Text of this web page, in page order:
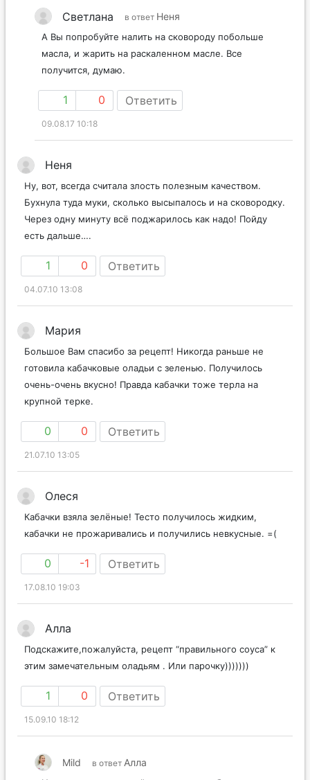
Светлана в ответ Неня
А Вы попробуйте налить на сковороду побольше
масла, и жарить на раскаленном масле. Все
получится, думаю.
1 0 Ответить
09.08.17 10:18
Неня
Ну, вот, всегда считала злость полезным качеством.
Бухнула туда муки, сколько высыпалось и на сковородку.
Через одну минуту всё поджарилось как надо! Пойду
есть дальше….
1 0 Ответить
04.07.10 13:08
Мария
Большое Вам спасибо за рецепт! Никогда раньше не
готовила кабачковые оладьи с зеленью. Получилось
очень-очень вкусно! Правда кабачки тоже терла на
крупной терке.
0 0 Ответить
21.07.10 13:05
Олеся
Кабачки взяла зелёные! Тесто получилось жидким,
кабачки не прожаривались и получились невкусные. =(
0 -1 Ответить
17.08.10 19:03
Алла
Подскажите,пожалуйста, рецепт “правильного соуса” к
этим замечательным оладьям . Или парочку)))))))
1 0 Ответить
15.09.10 18:12
Mild в ответ Алла